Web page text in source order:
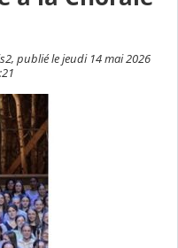
publié le jeudi 14 mai 2026